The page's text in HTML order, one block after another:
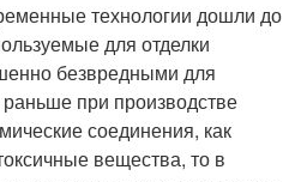
технологии дошли до
для отделки
безвредными для
при производстве
соединения, как
вещества, то в